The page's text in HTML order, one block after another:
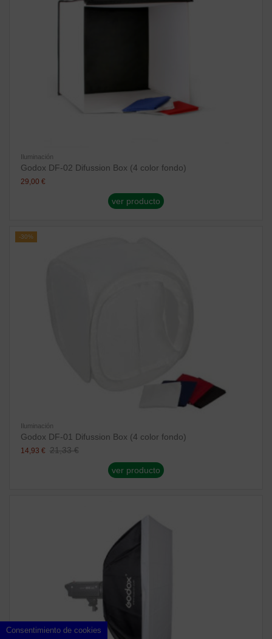
Iluminación
Godox DF-02 Difussion Box (4 color fondo)
29,00 €
ver producto
-30%
Iluminación
Godox DF-01 Difussion Box (4 color fondo)
14,93 € 21,33 €
ver producto
Consentimiento de cookies